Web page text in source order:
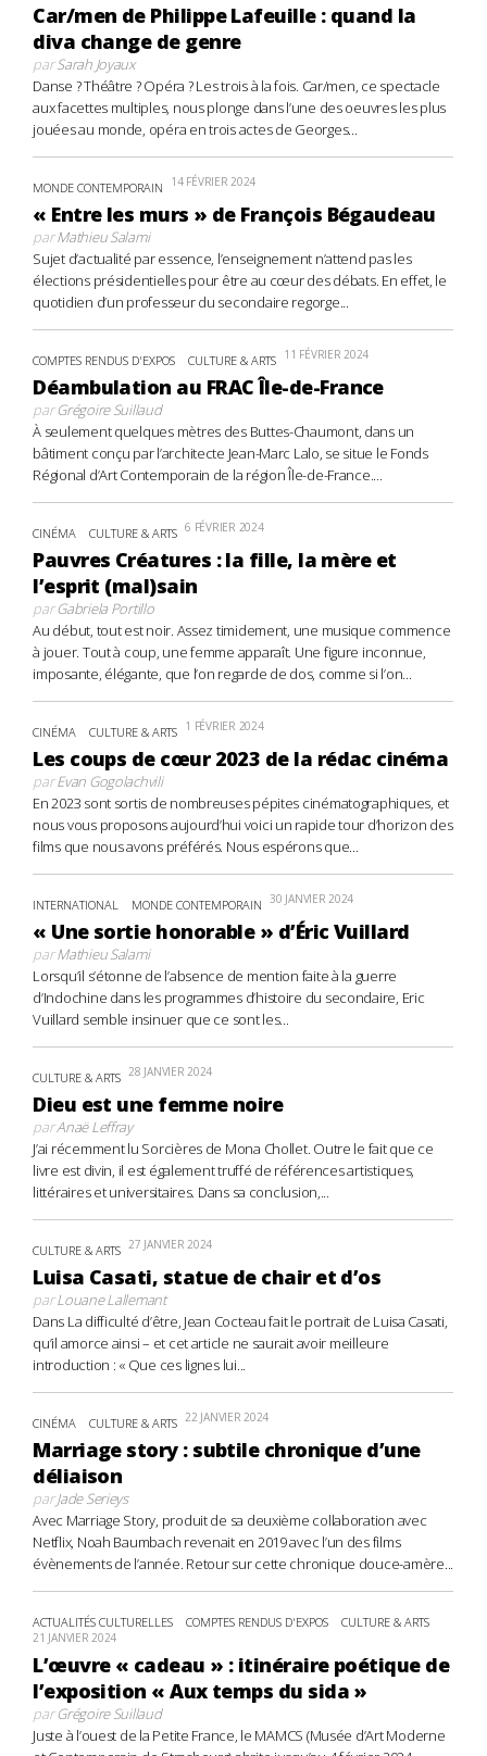
Car/men de Philippe Lafeuille : quand la
diva change de genre
parSarah Joyaux
Danse ? Théâtre ? Opéra ? Les trois à la fois. Car/men, ce spectacle
aux facettes multiples, nous plonge dans l’une des oeuvres les plus
jouées au monde, opéra en trois actes de Georges...
MONDE CONTEMPORAIN 14 FÉVRIER 2024
« Entre les murs » de François Bégaudeau
parMathieu Salami
Sujet d’actualité par essence, l’enseignement n’attend pas les
élections présidentielles pour être au cœur des débats. En effet, le
quotidien d’un professeur du secondaire regorge...
COMPTES RENDUS D'EXPOS CULTURE & ARTS 11 FÉVRIER 2024
Déambulation au FRAC Île-de-France
parGrégoire Suillaud
À seulement quelques mètres des Buttes-Chaumont, dans un
bâtiment conçu par l’architecte Jean-Marc Lalo, se situe le Fonds
Régional d’Art Contemporain de la région Île-de-France....
CINÉMA CULTURE & ARTS 6 FÉVRIER 2024
Pauvres Créatures : la fille, la mère et
l’esprit (mal)sain
parGabriela Portillo
Au début, tout est noir. Assez timidement, une musique commence
à jouer. Tout à coup, une femme apparaît. Une figure inconnue,
imposante, élégante, que l’on regarde de dos, comme si l’on...
CINÉMA CULTURE & ARTS 1 FÉVRIER 2024
Les coups de cœur 2023 de la rédac cinéma
parEvan Gogolachvili
En 2023 sont sortis de nombreuses pépites cinématographiques, et
nous vous proposons aujourd’hui voici un rapide tour d’horizon des
films que nous avons préférés. Nous espérons que...
INTERNATIONAL MONDE CONTEMPORAIN 30 JANVIER 2024
« Une sortie honorable » d’Éric Vuillard
parMathieu Salami
Lorsqu’il s’étonne de l’absence de mention faite à la guerre
d’Indochine dans les programmes d’histoire du secondaire, Eric
Vuillard semble insinuer que ce sont les...
CULTURE & ARTS 28 JANVIER 2024
Dieu est une femme noire
parAnaë Leffray
J’ai récemment lu Sorcières de Mona Chollet. Outre le fait que ce
livre est divin, il est également truffé de références artistiques,
littéraires et universitaires. Dans sa conclusion,...
CULTURE & ARTS 27 JANVIER 2024
Luisa Casati, statue de chair et d’os
parLouane Lallemant
Dans La difficulté d’être, Jean Cocteau fait le portrait de Luisa Casati,
qu’il amorce ainsi – et cet article ne saurait avoir meilleure
introduction : « Que ces lignes lui...
CINÉMA CULTURE & ARTS 22 JANVIER 2024
Marriage story : subtile chronique d’une
déliaison
parJade Serieys
Avec Marriage Story, produit de sa deuxième collaboration avec
Netflix, Noah Baumbach revenait en 2019 avec l’un des films
évènements de l’année. Retour sur cette chronique douce-amère...
ACTUALITÉS CULTURELLES COMPTES RENDUS D'EXPOS CULTURE & ARTS
21 JANVIER 2024
L’œuvre « cadeau » : itinéraire poétique de
l’exposition « Aux temps du sida »
parGrégoire Suillaud
Juste à l’ouest de la Petite France, le MAMCS (Musée d’Art Moderne